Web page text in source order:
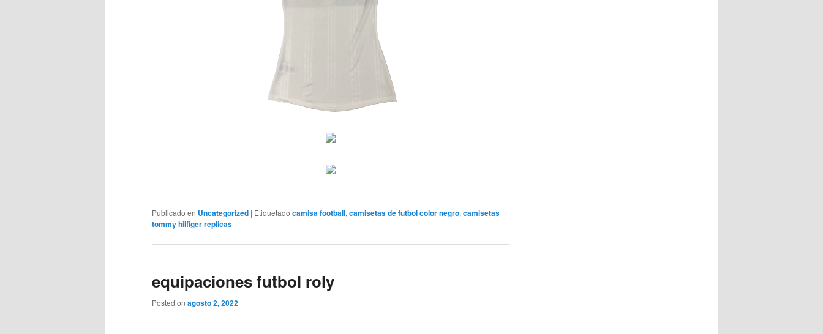
Publicado en Uncategorized | Etiquetado camisa football, camisetas de futbol color negro, camisetas
tommy hilfiger replicas
equipaciones futbol roly
Posted on agosto 2, 2022